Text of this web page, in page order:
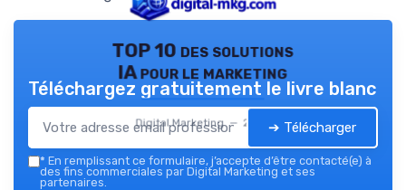
TOP 10 des solutions
IA pour le marketing
Digital Marketing — 2026
Téléchargez gratuitement le livre blanc
➔ Télécharger
* En remplissant ce formulaire, j’accepte d’être contacté(e) à
des fins commerciales par Digital Marketing et ses
partenaires.